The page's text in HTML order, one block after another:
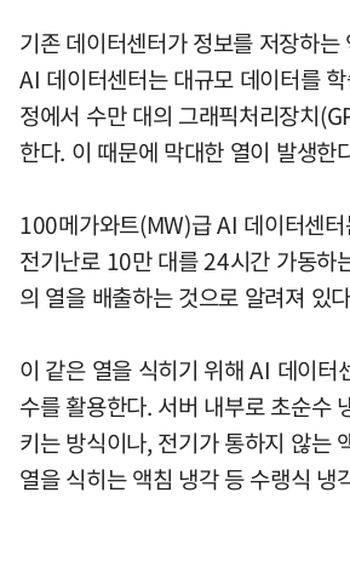
기존 데이터센터가 정보를 저장하는
AI 데이터센터는 대규모 데이터를
정에서 수만 대의 그래픽처리장치
한다. 이 때문에 막대한 열이 발생한
100메가와트(MW)급 AI 데이터센
전기난로 10만 대를 24시간 가동하
의 열을 배출하는 것으로 알려져 있
이 같은 열을 식히기 위해 AI 데이터
수를 활용한다. 서버 내부로 초순수
키는 방식이나, 전기가 통하지 않는
열을 식히는 액침 냉각 등 수랭식 냉